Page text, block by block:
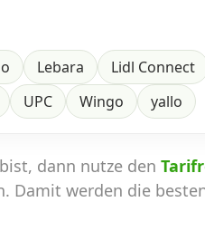
Lebara
Lidl Connect
UPC Wingo yallo
dann nutze den
Damit werden die